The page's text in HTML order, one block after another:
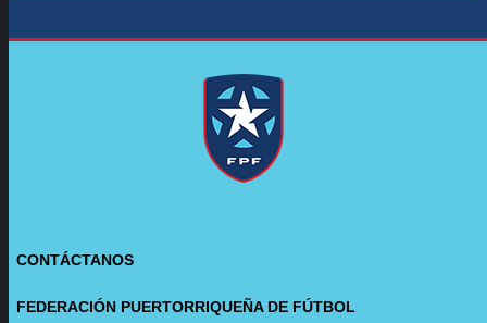
CONTÁCTANOS
FEDERACIÓN PUERTORRIQUEÑA DE FÚTBOL